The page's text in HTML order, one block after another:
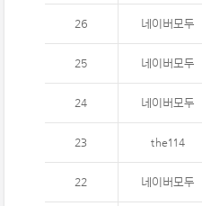
26 네이버모두
25 네이버모두
24 네이버모두
23 the114
22 네이버모두